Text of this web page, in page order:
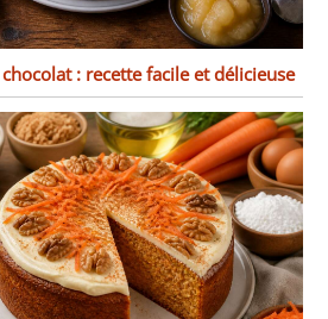
: recette facile et délicieuse